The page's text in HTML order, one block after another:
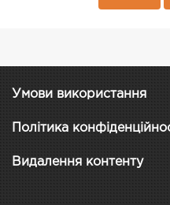
Умови використання
Політика
Видалення контенту